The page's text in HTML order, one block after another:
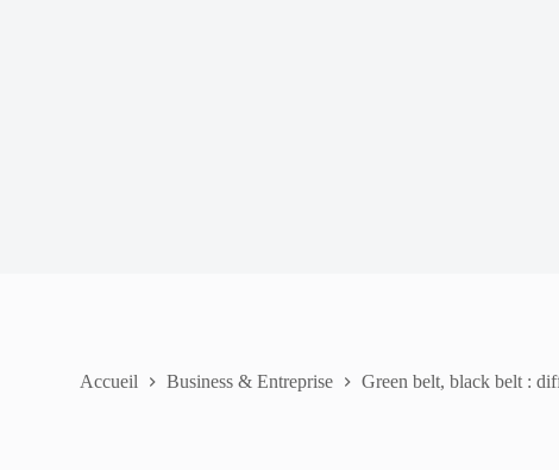
Accueil Business & Entreprise Green belt, black belt :